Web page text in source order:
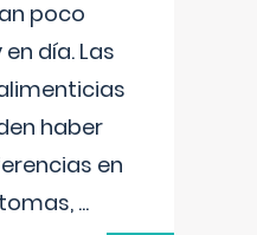
poco
día. Las
haber
en
...